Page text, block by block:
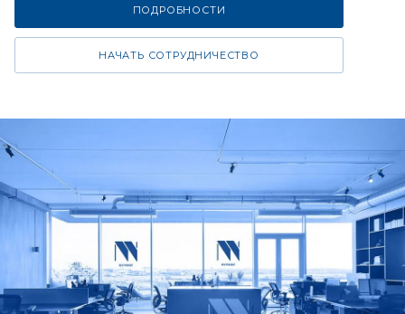
ПОДРОБНОСТИ
НАЧАТЬ СОТРУДНИЧЕСТВО